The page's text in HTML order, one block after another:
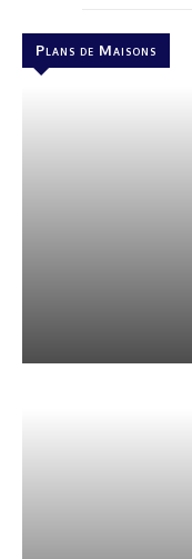
Plans de Maisons